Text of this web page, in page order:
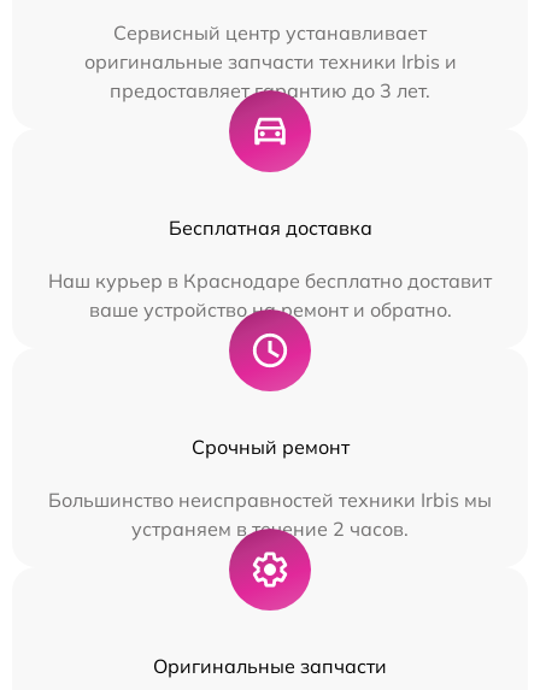
Сервисный центр устанавливает
оригинальные запчасти техники Irbis и
предоставляет гарантию до 3 лет.
Бесплатная доставка
Наш курьер в Краснодаре бесплатно доставит
ваше устройство на ремонт и обратно.
Срочный ремонт
Большинство неисправностей техники Irbis мы
устраняем в течение 2 часов.
Оригинальные запчасти